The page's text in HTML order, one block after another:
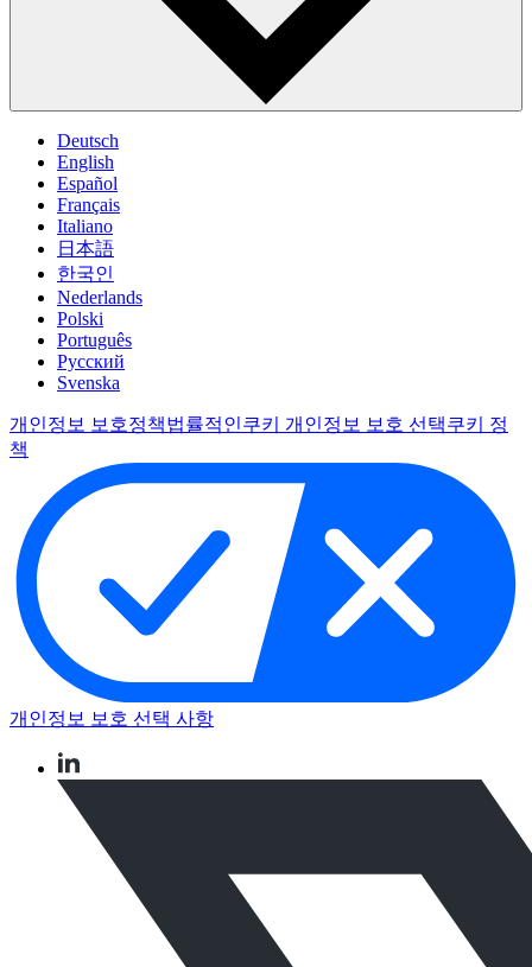
Deutsch
English
Español
Français
Italiano
日本語
한국인
Nederlands
Polski
Português
Pусский
Svenska
개인정보 보호정책법률적인쿠키 개인정보 보호 선택쿠키 정
책
개인정보 보호 선택 사항